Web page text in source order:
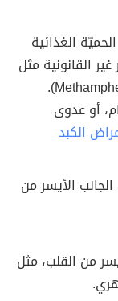
الغذائية
القانونية مثل
أو عدوى
الكبد
الأيسر من
من القلب، مثل